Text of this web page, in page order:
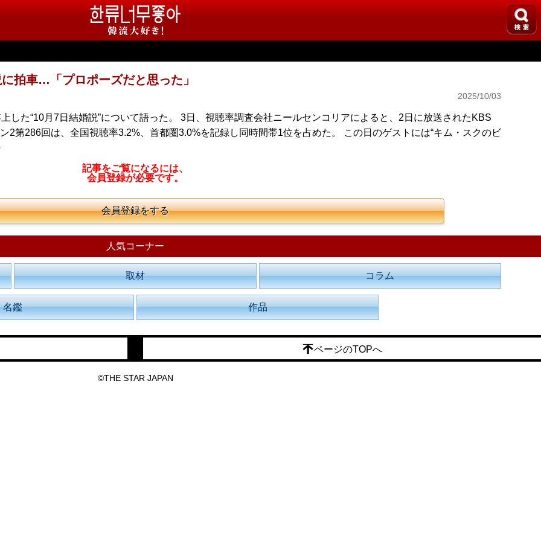
拍車…「プロポーズだと思った」
2025/10/03
した“10月7日結婚説”について語った。 3日、視聴率調査会社ニールセンコリアによると、2日に放送されたKBS
2第286回は、全国視聴率3.2%、首都圏3.0%を記録し同時間帯1位を占めた。 この日のゲストには“キム・スクのビ
記事をご覧になるには、
会員登録が必要です。
会員登録をする
人気コーナー
取材 コラム
名鑑 作品
ページのTOPへ
©THE STAR JAPAN